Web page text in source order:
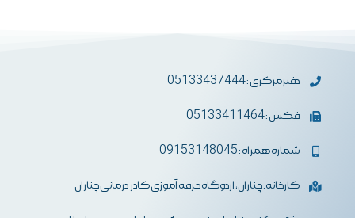
دفترمرکزی : 05133437444
فکس : 05133411464
شماره همراه : 09153148045
کارخانه: چناران، اردوگاه حرفه آموزی کادر درمانی چناران